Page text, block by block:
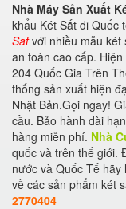
Nhà Máy Sản Xuất
khẩu Két Sắt đi Quốc
Satvới nhiều mẫu két
an toàn cao cấp.
204 Quốc Gia Trên
thống sản xuất hiện
Nhật Bản.Gọi ngay!
cầu. Bảo hành dài
hàng miễn phí. Nhà
quốc và trên thế giới.
nước và Quốc Tế
về các sản phẩm két
2770404